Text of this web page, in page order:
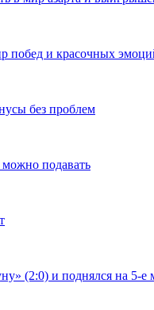
побед и красочных
без проблем
подавать
(2:0) и поднялся на 5-е